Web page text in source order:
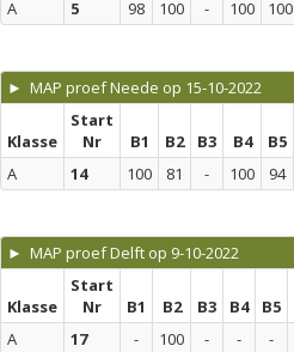
A
5 98 100 - 100 100
► MAP proef Neede op 15-10-2022
Klasse
Start
Nr
B1 B2 B3 B4 B5
A
14 100 81 - 100 94
► MAP proef Delft op 9-10-2022
Klasse
Start
Nr
B1 B2 B3 B4 B5
A
17 - 100 - - -